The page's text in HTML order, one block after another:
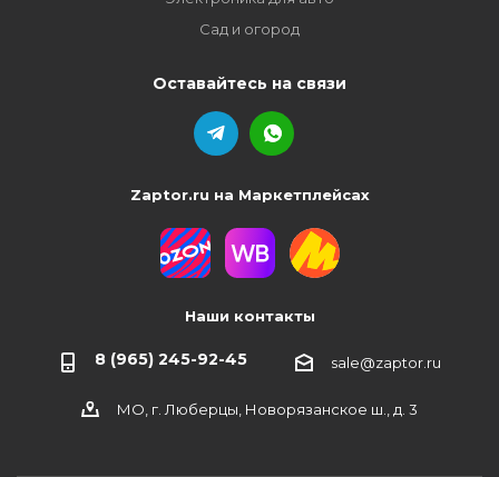
Сад и огород
Оставайтесь на связи
Zaptor.ru на Маркетплейсах
Наши контакты
8 (965) 245-92-45 sale@zaptor.ru
МО, г. Люберцы, Новорязанское ш., д. 3